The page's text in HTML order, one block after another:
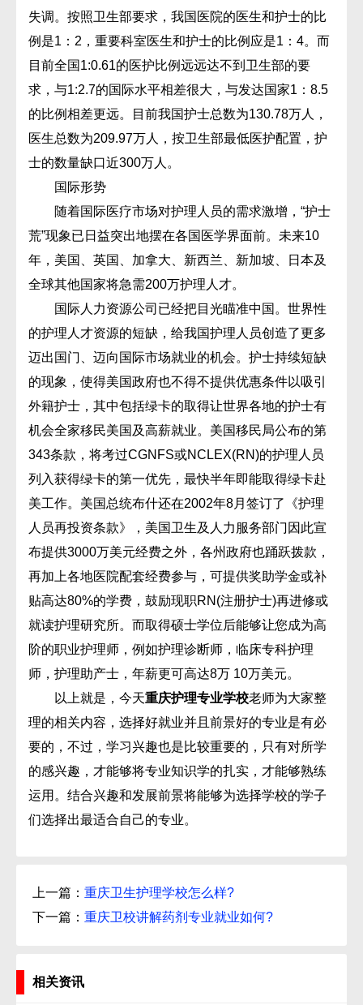
失调。按照卫生部要求，我国医院的医生和护士的比
例是1：2，重要科室医生和护士的比例应是1：4。而
目前全国1:0.61的医护比例远远达不到卫生部的要
求，与1:2.7的国际水平相差很大，与发达国家1：8.5
的比例相差更远。目前我国护士总数为130.78万人，
医生总数为209.97万人，按卫生部最低医护配置，护
士的数量缺口近300万人。
国际形势
随着国际医疗市场对护理人员的需求激增，“护士
荒”现象已日益突出地摆在各国医学界面前。未来10
年，美国、英国、加拿大、新西兰、新加坡、日本及
全球其他国家将急需200万护理人才。
国际人力资源公司已经把目光瞄准中国。世界性
的护理人才资源的短缺，给我国护理人员创造了更多
迈出国门、迈向国际市场就业的机会。护士持续短缺
的现象，使得美国政府也不得不提供优惠条件以吸引
外籍护士，其中包括绿卡的取得让世界各地的护士有
机会全家移民美国及高薪就业。美国移民局公布的第
343条款，将考过CGNFS或NCLEX(RN)的护理人员
列入获得绿卡的第一优先，最快半年即能取得绿卡赴
美工作。美国总统布什还在2002年8月签订了《护理
人员再投资条款》，美国卫生及人力服务部门因此宣
布提供3000万美元经费之外，各州政府也踊跃拨款，
再加上各地医院配套经费参与，可提供奖助学金或补
贴高达80%的学费，鼓励现职RN(注册护士)再进修或
就读护理研究所。而取得硕士学位后能够让您成为高
阶的职业护理师，例如护理诊断师，临床专科护理
师，护理助产士，年薪更可高达8万 10万美元。
以上就是，今天重庆护理专业学校老师为大家整
理的相关内容，选择好就业并且前景好的专业是有必
要的，不过，学习兴趣也是比较重要的，只有对所学
的感兴趣，才能够将专业知识学的扎实，才能够熟练
运用。结合兴趣和发展前景将能够为选择学校的学子
们选择出最适合自己的专业。
上一篇： 重庆卫生护理学校怎么样?
下一篇： 重庆卫校讲解药剂专业就业如何?
相关资讯